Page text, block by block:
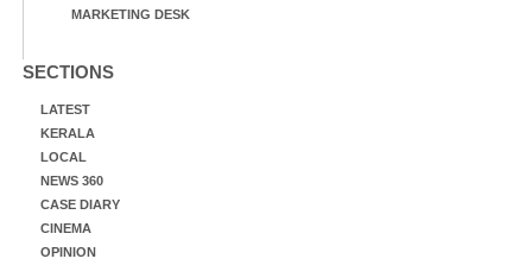
MARKETING DESK
SECTIONS
LATEST
KERALA
LOCAL
NEWS 360
CASE DIARY
CINEMA
OPINION